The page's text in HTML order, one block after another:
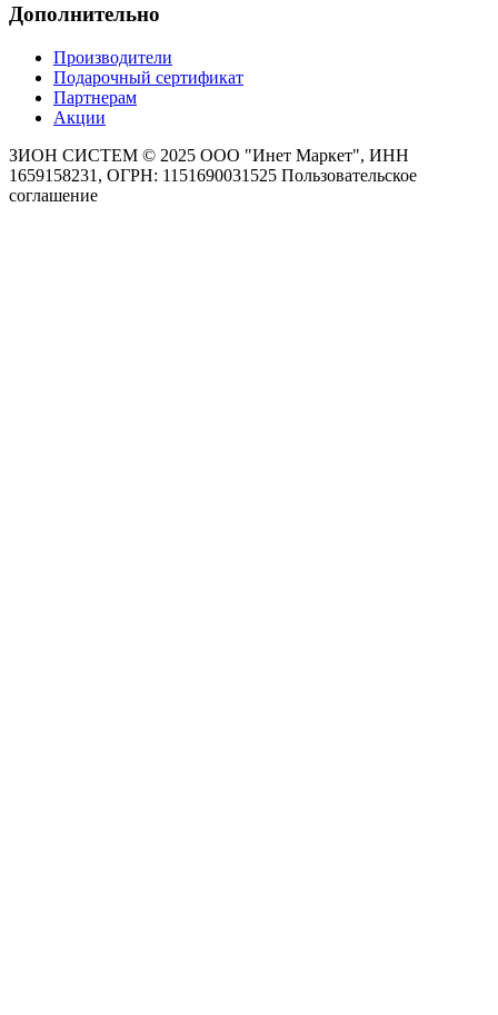
Дополнительно
Производители
Подарочный сертификат
Партнерам
Акции
ЗИОН СИСТЕМ © 2025 ООО "Инет Маркет", ИНН
1659158231, ОГРН: 1151690031525 Пользовательское
соглашение